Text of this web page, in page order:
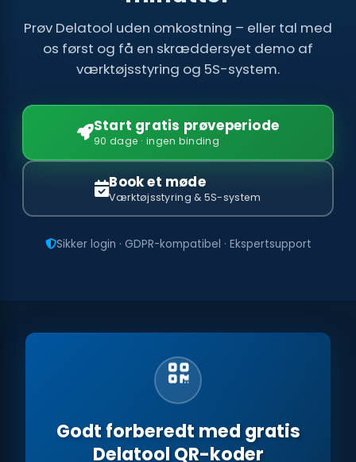
Prøv Delatool uden omkostning – eller tal med
os først og få en skræddersyet demo af
værktøjsstyring og 5S-system.
Start gratis prøveperiode
90 dage · ingen binding
Book et møde
Værktøjsstyring & 5S-system
Sikker login · GDPR-kompatibel · Ekspertsupport
Godt forberedt med gratis
Delatool QR-koder